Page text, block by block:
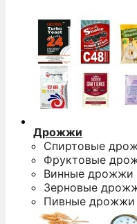
Дрожжи
Спиртовые
Фруктовые
Винные дрожжи
Зерновые
Пивные дрожжи